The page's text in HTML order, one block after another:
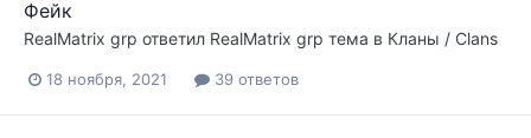
Фейк
RealMatrix grp ответил RealMatrix grp тема в Кланы / Clans
18 ноября, 2021 39 ответов